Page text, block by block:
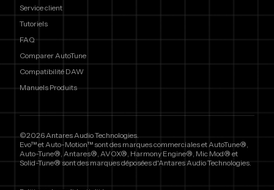
Service client
Tutoriels
FAQ
Comparer AutoTune
Compatibilité DAW
Manuels Produits
©2026 Antares Audio Technologies.
Evo™ et Auto-Motion™ sont des marques commerciales et AutoTune®,
Auto-Tune®, Antares®, AVOX®, Harmony Engine®, Mic Mod® et
Solid-Tune® sont des marques déposées d'Antares Audio Technologies.